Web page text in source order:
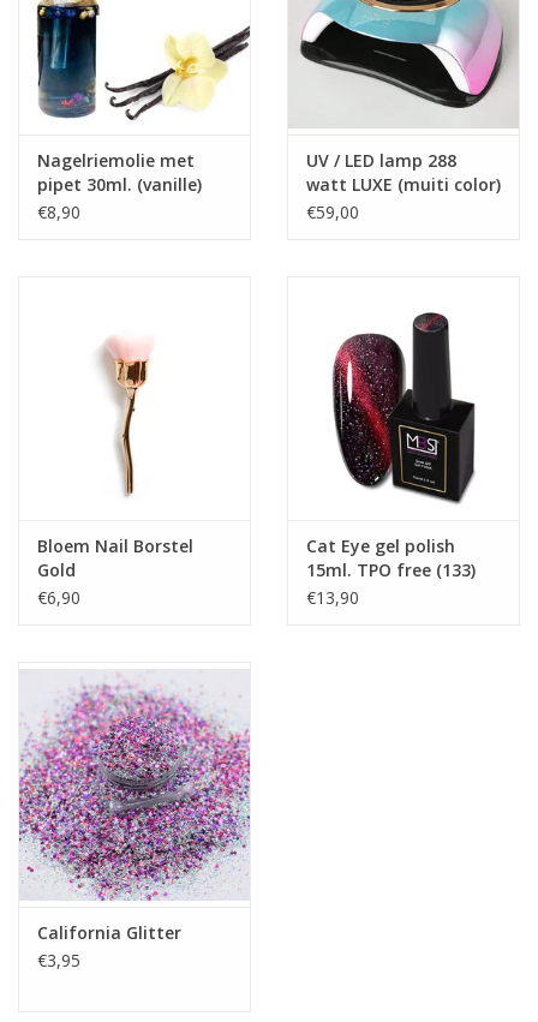
-Dun aan te brengen
-Ook geschikt voor over Acryl, Biab, Polyacryl en Gel
Specificatie:
Inhoud: 15ml.
Houdbaarheid: na opening 24 maanden
met ogen voorzichtig afspoelen met water. Vermijd contact met
de ogen. Niet inslikken. Bewaar producten niet in de zon. Sluit
producten na elk gebruik zorgvuldig af.
Prijzen zijn incl. BTW
Nagelriemolie met
pipet 30ml. (vanille)
€8,90
UV / LED lamp 288
watt LUXE (muiti color)
€59,00
Bloem Nail Borstel
Gold
€6,90
Cat Eye gel polish
15ml. TPO free (133)
€13,90
California Glitter
€3,95